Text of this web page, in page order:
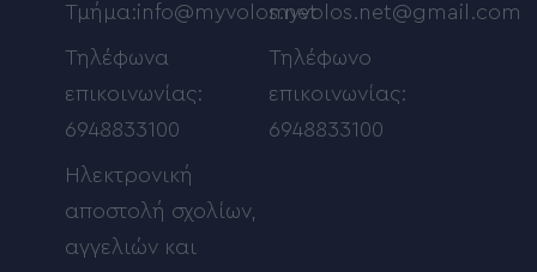
Τμήμα:info@myvolos.net
Τηλέφωνα
επικοινωνίας:
6948833100
Ηλεκτρονική
αποστολή σχολίων,
αγγελιών και
myvolos.net@gmail.com
Τηλέφωνο
επικοινωνίας:
6948833100